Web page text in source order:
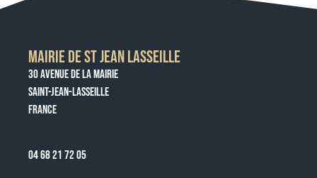
MAIRIE DE ST JEAN LASSEILLE
30 AVENUE DE LA MAIRIE
SAINT-JEAN-LASSEILLE
FRANCE
04 68 21 72 05